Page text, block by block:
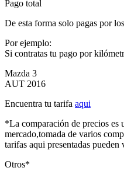
Pago total
De esta forma solo pagas por
Por ejemplo:
Si contratas tu pago por
Mazda 3
AUT 2016
Encuentra tu tarifa aqui
*La comparación de precios es
mercado,tomada de varios
tarifas aqui presentadas pueden
Otros*